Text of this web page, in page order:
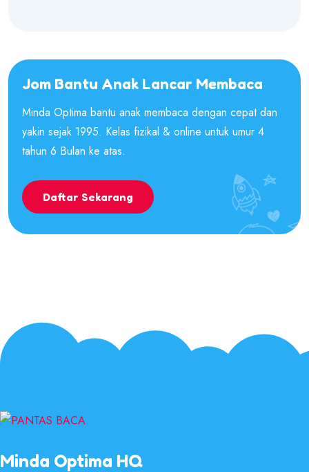
Jom Bantu Anak Lancar Membaca
Minda Optima bantu anak membaca dengan cepat dan
yakin sejak 1995. Kelas fizikal & online untuk umur 4
tahun 6 Bulan ke atas.
Daftar Sekarang
Minda Optima HQ